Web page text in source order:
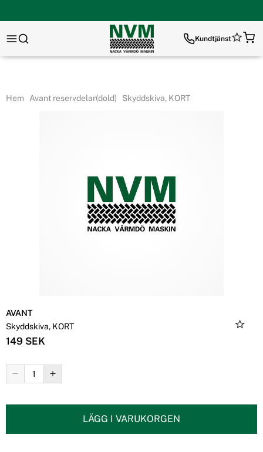
Kundtjänst
Hem Avant reservdelar(dold) Skyddskiva, KORT
AVANT
Skyddskiva, KORT
149 SEK
LÄGG I VARUKORGEN